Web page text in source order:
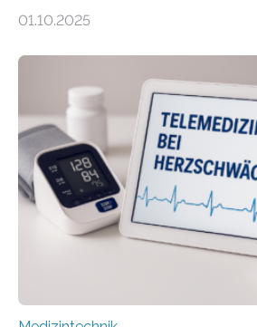
seriösen und wissenschaftlich
Forscherinnen der Technischen
(TUD) richtet sich das Portal
und Patienten, aber ebenso an
Fachpersonal. Für all diese
speziell zugeschnittene
digitale Gesundheitskompetenz zu
01.10.2025